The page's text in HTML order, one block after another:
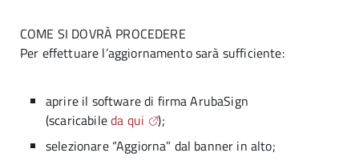
COME SI DOVRÀ PROCEDERE
Per effettuare l’aggiornamento sarà sufficiente:
aprire il software di firma ArubaSign
(scaricabileda qui
);
selezionare “Aggiorna” dal banner in alto;